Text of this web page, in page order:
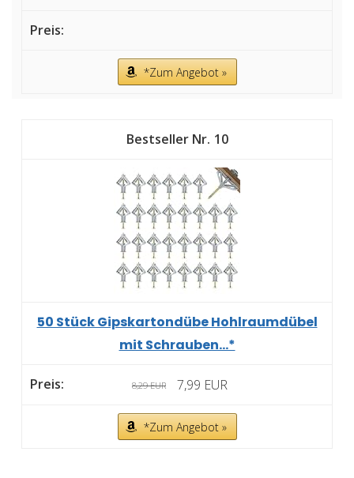
*Zum Angebot »
10
50 Stück Gipskartondübe Hohlraumdübel
mit Schrauben...*
8,29 EUR 7,99 EUR
*Zum Angebot »